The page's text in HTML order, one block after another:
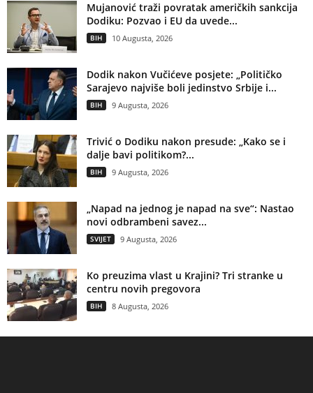
Mujanović traži povratak američkih sankcija
Dodiku: Pozvao i EU da uvede...
BIH 10 Augusta, 2026
Dodik nakon Vučićeve posjete: „Političko
Sarajevo najviše boli jedinstvo Srbije i...
BIH 9 Augusta, 2026
Trivić o Dodiku nakon presude: „Kako se i
dalje bavi politikom?...
BIH 9 Augusta, 2026
„Napad na jednog je napad na sve“: Nastao
novi odbrambeni savez...
SVIJET 9 Augusta, 2026
Ko preuzima vlast u Krajini? Tri stranke u
centru novih pregovora
BIH 8 Augusta, 2026